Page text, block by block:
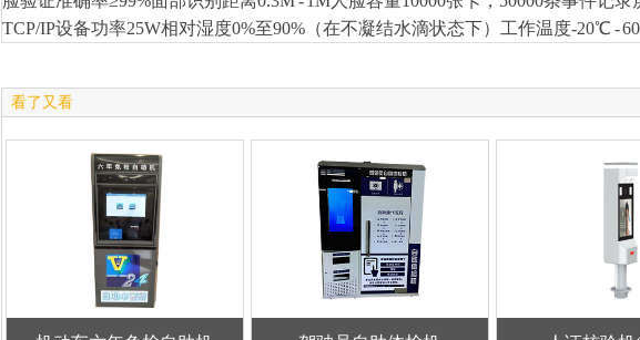
TCP/IP设备功率25W相对湿度0%至90%（在不凝结水滴状态下）工作温度-20℃ -
看了又看